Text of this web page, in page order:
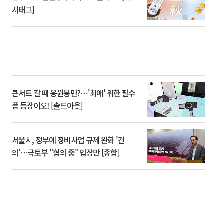
시태그]
콘서트 갈 때 응원봉만?⋯'최애' 위한 필수
품 등장이오! [솔드아웃]
서울시, 정부에 정비사업 규제 완화 '건
의'⋯국토부 "협의 중" 입장만 [종합]